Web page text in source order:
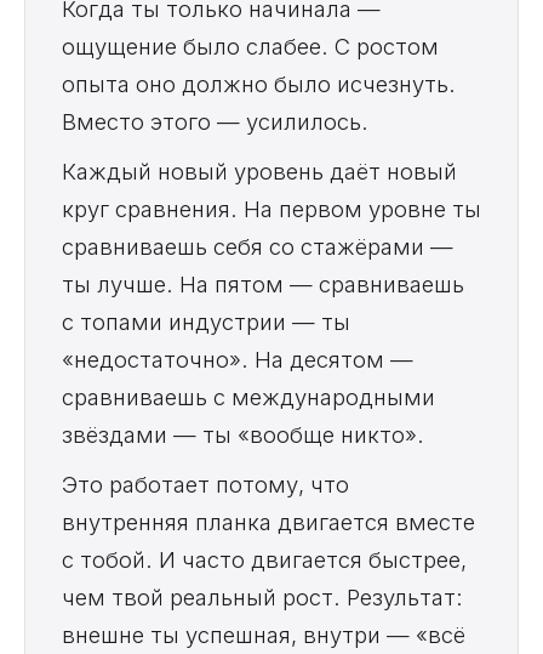
Когда ты только начинала —
ощущение было слабее. С ростом
опыта оно должно было исчезнуть.
Вместо этого — усилилось.
Каждый новый уровень даёт новый
круг сравнения. На первом уровне ты
сравниваешь себя со стажёрами —
ты лучше. На пятом — сравниваешь
с топами индустрии — ты
«недостаточно». На десятом —
сравниваешь с международными
звёздами — ты «вообще никто».
Это работает потому, что
внутренняя планка двигается вместе
с тобой. И часто двигается быстрее,
чем твой реальный рост. Результат:
внешне ты успешная, внутри — «всё